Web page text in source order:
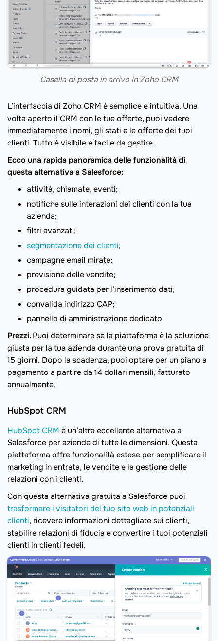
Casella di posta in arrivo in Zoho CRM
L’interfaccia di Zoho CRM è semplice e intuitiva. Una
volta aperto il CRM con le tue offerte, puoi vedere
immediatamente i nomi, gli stati e le offerte dei tuoi
clienti. Tutto è visibile e facile da gestire.
Ecco una rapida panoramica delle funzionalità di
questa alternativa a Salesforce:
attività, chiamate, eventi;
notifiche sulle interazioni dei clienti con la tua
azienda;
filtri avanzati;
segmentazione dei clienti;
campagne email mirate;
previsione delle vendite;
procedura guidata per l’inserimento dati;
convalida indirizzo CAP;
pannello di amministrazione dedicato.
Prezzi.Puoi determinare se la piattaforma è la soluzione
giusta per la tua azienda durante una prova gratuita di
15 giorni. Dopo la scadenza, puoi optare per un piano a
pagamento a partire da 14 dollari mensili, fatturato
annualmente.
HubSpot CRM
HubSpot CRM è un’altra eccellente alternativa a
Salesforce per aziende di tutte le dimensioni. Questa
piattaforma offre funzionalità estese per semplificare il
marketing in entrata, le vendite e la gestione delle
relazioni con i clienti.
Con questa alternativa gratuita a Salesforce puoi
trasformare i visitatori del tuo sito web in potenziali
clienti, ricevere informazioni dettagliate sui clienti,
stabilire relazioni di fiducia e convertire i tuoi potenziali
clienti in clienti fedeli.